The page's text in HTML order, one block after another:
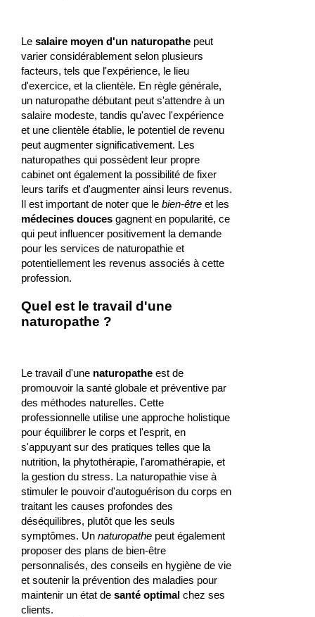
Le salaire moyen d'un naturopathepeut
varier considérablement selon plusieurs
facteurs, tels que l'expérience, le lieu
d'exercice, et la clientèle. En règle générale,
un naturopathe débutant peut s'attendre à un
salaire modeste, tandis qu'avec l'expérience
et une clientèle établie, le potentiel de revenu
peut augmenter significativement. Les
naturopathes qui possèdent leur propre
cabinet ont également la possibilité de fixer
leurs tarifs et d'augmenter ainsi leurs revenus.
Il est important de noter que le bien-êtreet les
médecines doucesgagnent en popularité, ce
qui peut influencer positivement la demande
pour les services de naturopathie et
potentiellement les revenus associés à cette
profession.
Quel est le travail d'une
naturopathe ?
Le travail d'une naturopatheest de
promouvoir la santé globale et préventive par
des méthodes naturelles. Cette
professionnelle utilise une approche holistique
pour équilibrer le corps et l'esprit, en
s'appuyant sur des pratiques telles que la
nutrition, la phytothérapie, l'aromathérapie, et
la gestion du stress. La naturopathie vise à
stimuler le pouvoir d'autoguérison du corps en
traitant les causes profondes des
déséquilibres, plutôt que les seuls
symptômes. Un naturopathepeut également
proposer des plans de bien-être
personnalisés, des conseils en hygiène de vie
et soutenir la prévention des maladies pour
maintenir un état de santé optimalchez ses
clients.